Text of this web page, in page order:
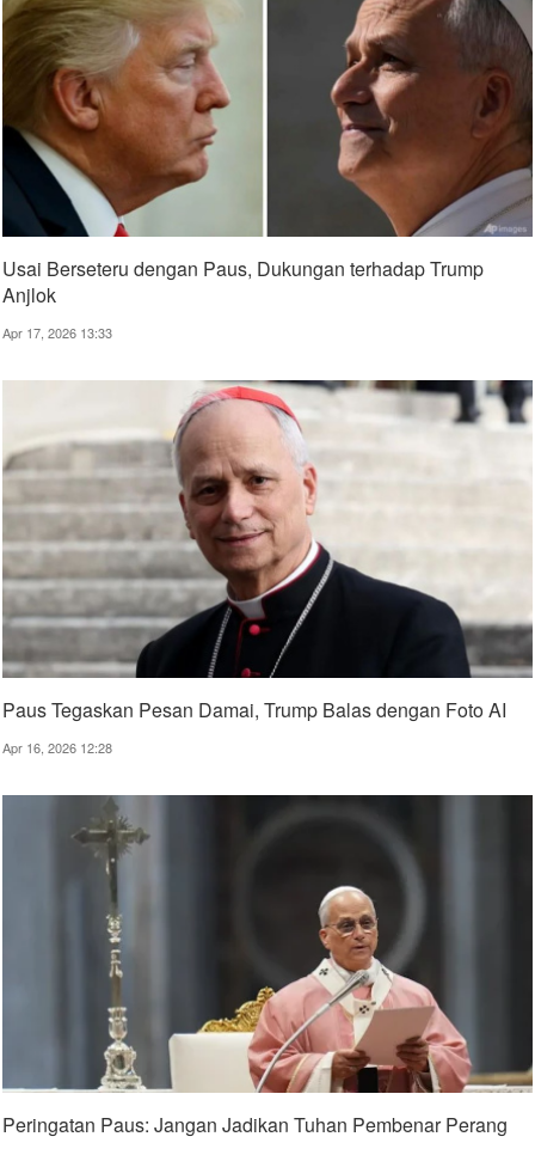
Usai Berseteru dengan Paus, Dukungan terhadap Trump
Anjlok
Apr 17, 2026 13:33
Paus Tegaskan Pesan Damai, Trump Balas dengan Foto AI
Apr 16, 2026 12:28
Peringatan Paus: Jangan Jadikan Tuhan Pembenar Perang